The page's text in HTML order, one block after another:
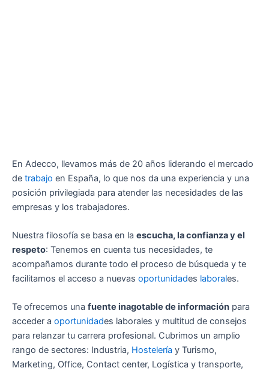
En Adecco, llevamos más de 20 años liderando el mercado
de trabajo en España, lo que nos da una experiencia y una
posición privilegiada para atender las necesidades de las
empresas y los trabajadores.
Nuestra filosofía se basa en la escucha, la confianza y el
respeto: Tenemos en cuenta tus necesidades, te
acompañamos durante todo el proceso de búsqueda y te
facilitamos el acceso a nuevas oportunidades laborales.
Te ofrecemos una fuente inagotable de información para
acceder a oportunidades laborales y multitud de consejos
para relanzar tu carrera profesional. Cubrimos un amplio
rango de sectores: Industria, Hostelería y Turismo,
Marketing, Office, Contact center, Logística y transporte,